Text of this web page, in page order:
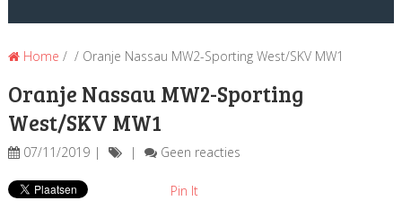
Home / / Oranje Nassau MW2-Sporting West/SKV MW1
Oranje Nassau MW2-Sporting
West/SKV MW1
07/11/2019 Geen reacties
Pin It